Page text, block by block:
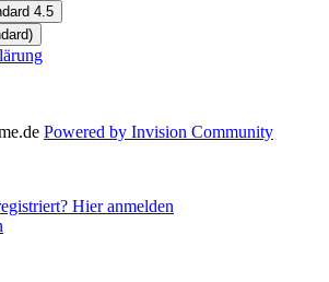
4.5
Powered by Invision Community
Hier anmelden